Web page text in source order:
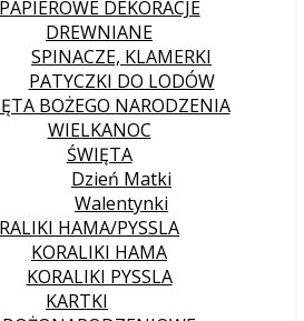
PAPIEROWE DEKORACJE
DREWNIANE
SPINACZE, KLAMERKI
PATYCZKI DO LODÓW
BOŻEGO NARODZENIA
WIELKANOC
ŚWIĘTA
Dzień Matki
Walentynki
HAMA/PYSSLA
KORALIKI HAMA
KORALIKI PYSSLA
KARTKI